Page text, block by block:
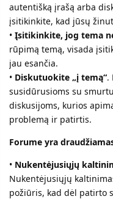
autentišką įrašą arba
įsitikinkite, kad jūsų
• Įsitikinkite, jog tema
rūpimą temą, visada
jau esančia.
• Diskutuokite „į temą“.
susidūrusioms su
diskusijoms, kurios
problemą ir patirtis.
Forume yra
• Nukentėjusiųjų
Nukentėjusiųjų
požiūris, kad dėl patirto